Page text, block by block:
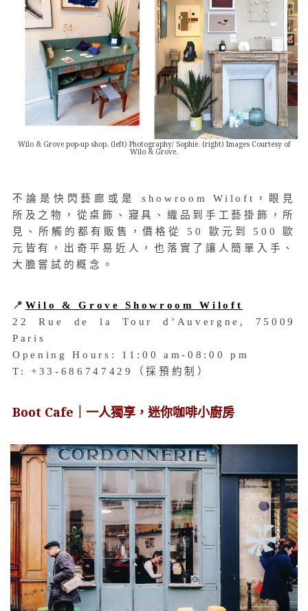
Wilo & Grove pop-up shop. (left) Photography/ Sophie. (right) Images Courtesy of
Wilo & Grove.
不論是快閃藝廊或是 showroom Wiloft，眼見
所及之物，從桌飾、寢具、織品到手工藝掛飾，所
見、所觸的都有販售，價格從 50 歐元到 500 歐
元皆有，出奇平易近人，也落實了讓人簡單入手、
大膽嘗試的概念。
📍 Wilo & Grove Showroom Wiloft
22 Rue de la Tour d’Auvergne, 75009
Paris
Opening Hours: 11:00 am-08:00 pm
T: +33-686747429（採預約制）
Boot Cafe｜一人獨享，迷你咖啡小廚房